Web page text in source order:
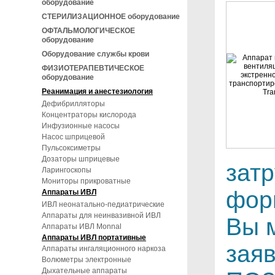
оборудование
СТЕРИЛИЗАЦИОННОЕ оборудование
ОФТАЛЬМОЛОГИЧЕСКОЕ
оборудование
Оборудование службы крови
ФИЗИОТЕРАПЕВТИЧЕСКОЕ
оборудование
Реанимация и анестезиология
Дефибрилляторы
Концентраторы кислорода
Инфузионные насосы
Насос шприцевой
Пульсоксиметры
Дозаторы шприцевые
Ларингоскопы
Мониторы прикроватные
Аппараты ИВЛ
ИВЛ неонатально-педиатрические
Аппараты для неинвазивной ИВЛ
Аппараты ИВЛ Monnal
Аппараты ИВЛ портативные
Аппараты ингаляционного наркоза
Волюметры электронные
Дыхательные аппараты
Вы